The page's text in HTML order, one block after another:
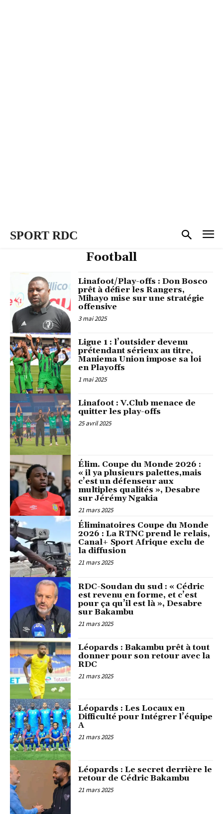
SPORT RDC
Football
Linafoot/Play-offs : Don Bosco
prêt à défier les Rangers,
Mihayo mise sur une stratégie
offensive
3 mai 2025
Ligue 1 : l’outsider devenu
prétendant sérieux au titre,
Maniema Union impose sa loi
en Playoffs
1 mai 2025
Linafoot : V.Club menace de
quitter les play-offs
25 avril 2025
Élim. Coupe du Monde 2026 :
« il ya plusieurs palettes,mais
c’est un défenseur aux
multiples qualités », Desabre
sur Jérémy Ngakia
21 mars 2025
Éliminatoires Coupe du Monde
2026 : La RTNC prend le relais,
Canal+ Sport Afrique exclu de
la diffusion
21 mars 2025
RDC-Soudan du sud : « Cédric
est revenu en forme, et c’est
pour ça qu’il est là », Desabre
sur Bakambu
21 mars 2025
Léopards : Bakambu prêt à tout
donner pour son retour avec la
RDC
21 mars 2025
Léopards : Les Locaux en
Difficulté pour Intégrer l’équipe
A
21 mars 2025
Léopards : Le secret derrière le
retour de Cédric Bakambu
21 mars 2025